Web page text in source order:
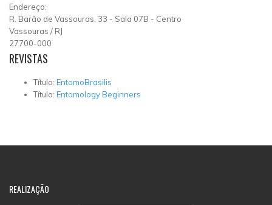
Endereço:
R. Barão de Vassouras, 33 - Sala 07B - Centro
Vassouras / RJ
27700-000
REVISTAS
Título: EntomoBrasilis
Título: Entomology Beginners
REALIZAÇÃO